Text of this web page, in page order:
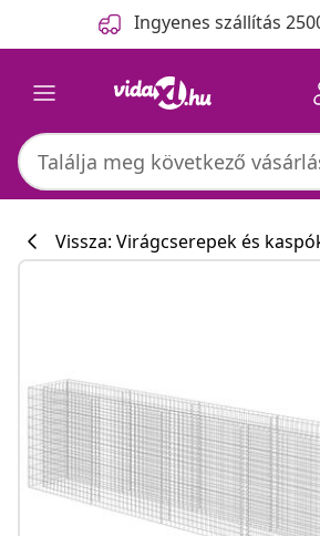
Ingyenes szállítás
Vissza: Virágcserepek és